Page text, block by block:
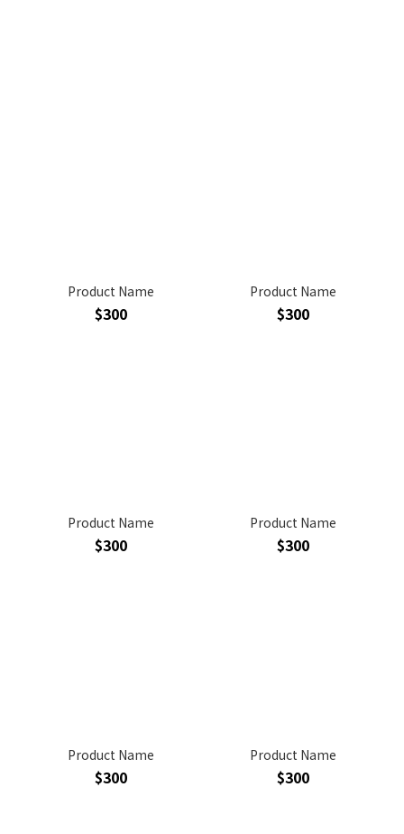
Product Name
$300
Product Name
$300
Product Name
$300
Product Name
$300
Product Name
$300
Product Name
$300